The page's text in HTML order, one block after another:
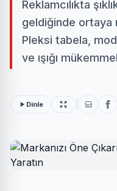
Reklamcılıkta
geldiğinde ortaya
Pleksi tabela,
ve ışığı
Dinle